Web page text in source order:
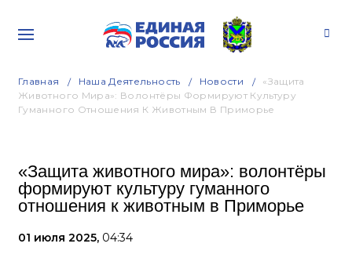
Главная Наша Деятельность Новости
«Защита
Животного Мира»: Волонтёры Формируют Культуру
Гуманного Отношения К Животным В Приморье
«Защита животного мира»: волонтёры
формируют культуру гуманного
отношения к животным в Приморье
01 июля 2025, 04:34